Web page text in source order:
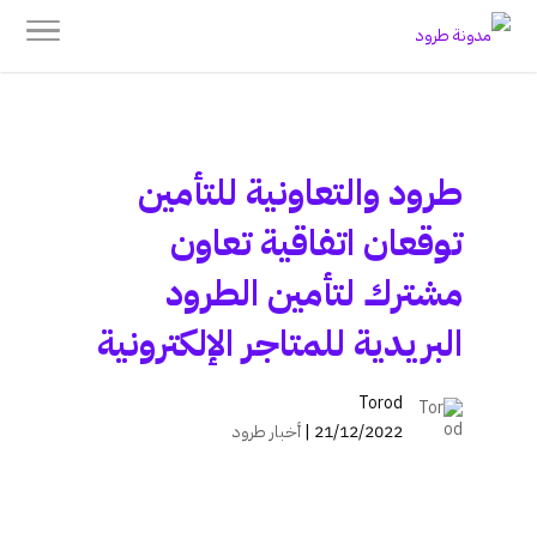
طرود والتعاونية للتأمين
توقعان اتفاقية تعاون
مشترك لتأمين الطرود
البريدية للمتاجر الإلكترونية
Torod
21/12/2022 | أخبار طرود